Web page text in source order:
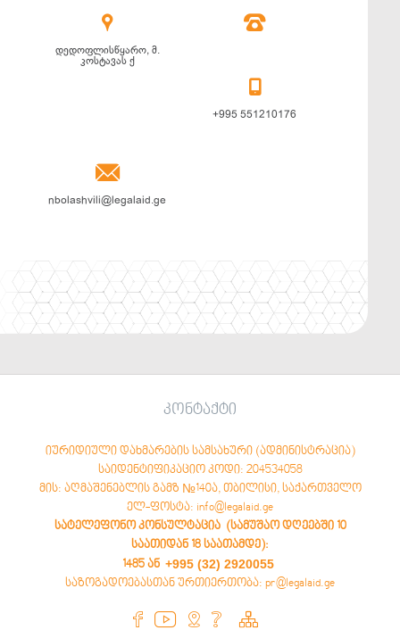

დედოფლისწყარო, მ.
კოსტავას ქ


+995 551210176

nbolashvili@legalaid.ge
კონტაქტი
იურიდიული დახმარების სამსახური (ადმინისტრაცია)
საიდენტიფიკაციო კოდი: 204534058
მის: აღმაშენებლის გამზ №140ა, თბილისი, საქართველო
ელ-ფოსტა: info@legalaid.ge
სატელეფონო კონსულტაცია (სამუშაო დღეებში 10
საათიდან 18 საათამდე):
1485 ან +995 (32) 2920055
საზოგადოებასთან ურთიერთობა: pr@legalaid.ge